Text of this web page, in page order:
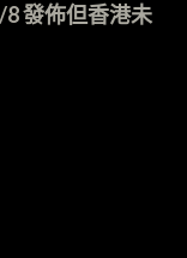
8 發佈但香港未